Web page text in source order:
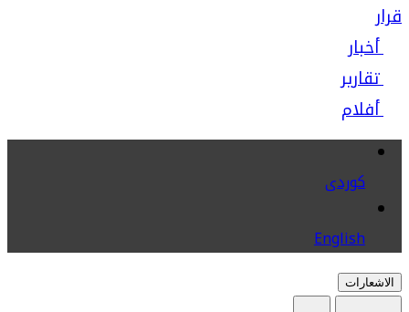
قرار
أخبار
تقارير
أفلام
كوردى
English
الاشعارات